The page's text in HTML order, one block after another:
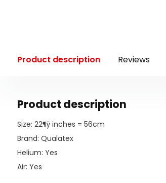
Product description Reviews
Product description
Size: 22¶ÿ inches = 56cm
Brand: Qualatex
Helium: Yes
Air: Yes